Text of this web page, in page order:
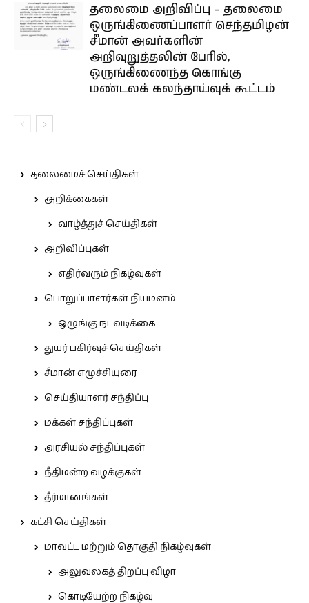
தலைமை அறிவிப்பு – தலைமை
ஒருங்கிணைப்பாளர் செந்தமிழன்
சீமான் அவர்களின்
அறிவுறுத்தலின் பேரில்,
ஒருங்கிணைந்த கொங்கு
மண்டலக் கலந்தாய்வுக் கூட்டம்
தலைமைச் செய்திகள்
அறிக்கைகள்
வாழ்த்துச் செய்திகள்
அறிவிப்புகள்
எதிர்வரும் நிகழ்வுகள்
பொறுப்பாளர்கள் நியமனம்
ஒழுங்கு நடவடிக்கை
துயர் பகிர்வுச் செய்திகள்
சீமான் எழுச்சியுரை
செய்தியாளர் சந்திப்பு
மக்கள் சந்திப்புகள்
அரசியல் சந்திப்புகள்
நீதிமன்ற வழக்குகள்
தீர்மானங்கள்
கட்சி செய்திகள்
மாவட்ட மற்றும் தொகுதி நிகழ்வுகள்
அலுவலகத் திறப்பு விழா
கொடியேற்ற நிகழ்வு